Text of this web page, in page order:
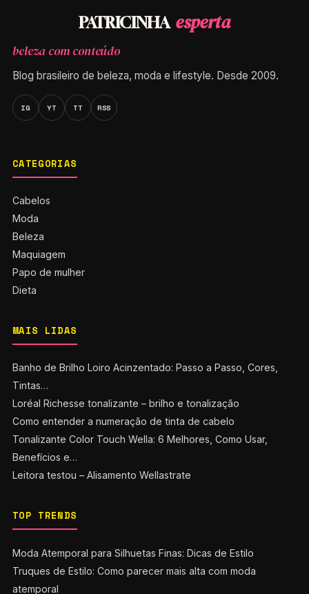
PATRICINHA esperta
beleza com conteúdo
Blog brasileiro de beleza, moda e lifestyle. Desde 2009.
IG YT TT RSS
CATEGORIAS
Cabelos
Moda
Beleza
Maquiagem
Papo de mulher
Dieta
MAIS LIDAS
Banho de Brilho Loiro Acinzentado: Passo a Passo, Cores,
Tintas…
Loréal Richesse tonalizante – brilho e tonalização
Como entender a numeração de tinta de cabelo
Tonalizante Color Touch Wella: 6 Melhores, Como Usar,
Benefícios e…
Leitora testou – Alisamento Wellastrate
TOP TRENDS
Moda Atemporal para Silhuetas Finas: Dicas de Estilo
Truques de Estilo: Como parecer mais alta com moda
atemporal